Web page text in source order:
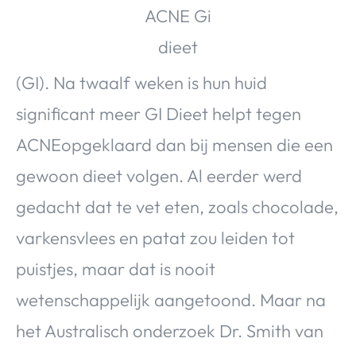
De Top 5
Contact
VALERIE'S CHOICE
Food & Drinks Health & Beauty Gadgets
Huis & Tuin
Lifestyle
(GI). Na twaalf weken is hun huid
significant meer GI Dieet helpt tegen
ACNEopgeklaard dan bij mensen die een
gewoon dieet volgen. Al eerder werd
gedacht dat te vet eten, zoals chocolade,
varkensvlees en patat zou leiden tot
puistjes, maar dat is nooit
wetenschappelijk aangetoond. Maar na
het Australisch onderzoek Dr. Smith van